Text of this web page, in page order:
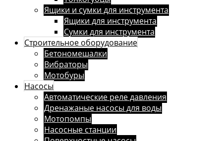
Ящики и сумки для инструмента
Ящики для инструмента
Сумки для инструмента
Строительное оборудование
Бетономешалки
Вибраторы
Мотобуры
Насосы
Автоматические реле давления
Дренажаные насосы для воды
Мотопомпы
Насосные станции